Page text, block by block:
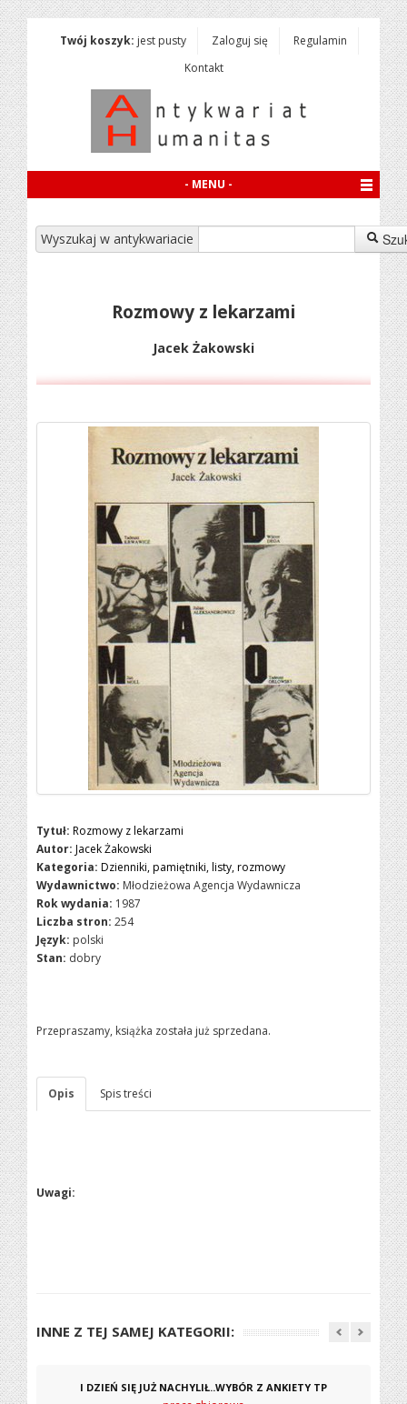
Twój koszyk: jest pusty Zaloguj się
Regulamin
Kontakt
- MENU -
Wyszukaj w antykwariacie
Rozmowy z lekarzami
Jacek Żakowski
Tytuł: Rozmowy z lekarzami
Autor: Jacek Żakowski
Kategoria: Dzienniki, pamiętniki, listy, rozmowy
Wydawnictwo: Młodzieżowa Agencja Wydawnicza
Rok wydania: 1987
Liczba stron: 254
Język: polski
Stan: dobry
Przepraszamy, książka została już sprzedana.
Opis Spis treści
Uwagi:
INNE Z TEJ SAMEJ KATEGORII:
I DZIEŃ SIĘ JUŻ NACHYLIŁ..WYBÓR Z ANKIETY TP